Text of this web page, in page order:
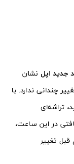
اپل نشان
چندانی ندارد. با
تراشه‌ای
بازیافتی در این ساعت،
تغییر